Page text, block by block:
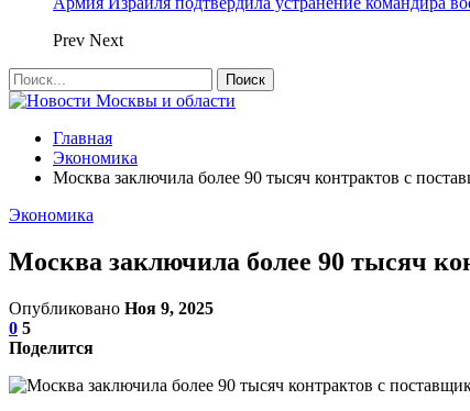
Prev Next
Главная
Экономика
Москва заключила более 90 тысяч контрактов с
Экономика
Москва заключила более 90 тысяч
Опубликовано Ноя 9, 2025
0 5
Поделится